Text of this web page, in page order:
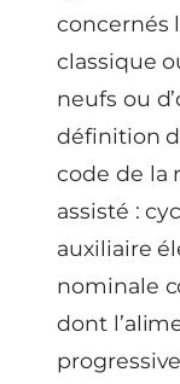
concernés
classique
neufs ou
définition
code de la
assisté :
auxiliaire
nominale
dont